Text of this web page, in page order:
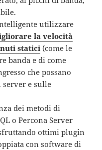
utilizzare
la velocità
statici (come le
banda e di come
che possano
server e sulle
dei metodi di
o Percona Server
ottimi plugin
con software di